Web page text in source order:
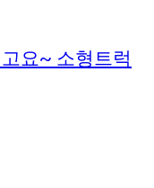
요~ 소형트럭